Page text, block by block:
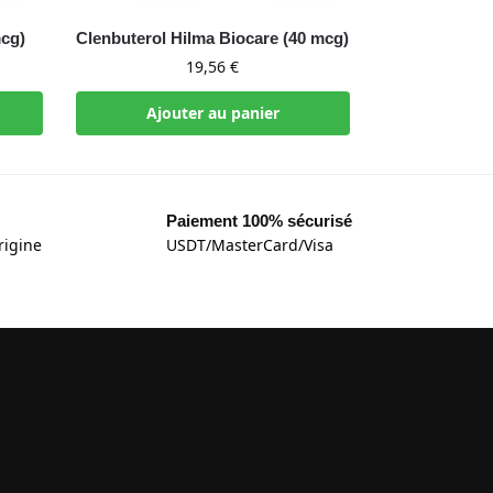
Clenbuterol Hilma Biocare (40 mcg)
19,56€
Ajouter au panier
Paiement 100% sécurisé
USDT/MasterCard/Visa